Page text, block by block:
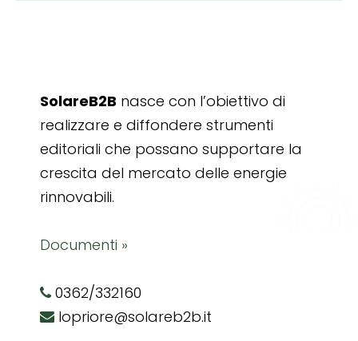
SolareB2B nasce con l’obiettivo di
realizzare e diffondere strumenti
editoriali che possano supportare la
crescita del mercato delle energie
rinnovabili.
Documenti »
0362/332160
lopriore@solareb2b.it